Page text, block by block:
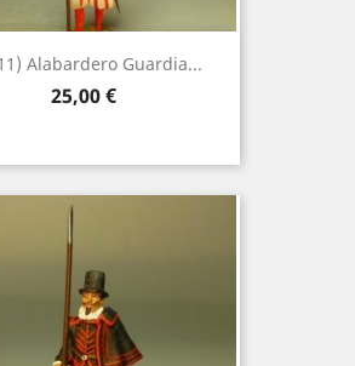
Alabardero Guardia...
Precio
25,00 €